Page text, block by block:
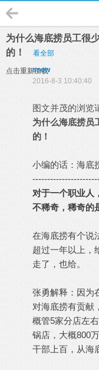
为什么海底捞员工很
的！
看全部
点击重新加载
snow
2016-8-3 10:40:40
图文并茂的浏览
为什么海底捞员
的！
小编的话：海底
对于一个职业人
不稀奇，稀奇的
在海底捞有个说
超过一年以上，
走了，也给。
张勇解释：因为
对海底捞有贡献
概管5家分店左
锅店，大概800
干部上百，从海